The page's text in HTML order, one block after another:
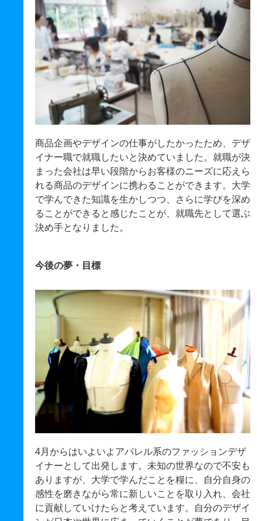
商品企画やデザインの仕事がしたかったため、デザ
イナー職で就職したいと決めていました。就職が決
まった会社は早い段階からお客様のニーズに応えら
れる商品のデザインに携わることができます。大学
で学んできた知識を生かしつつ、さらに学びを深め
ることができると感じたことが、就職先として選ぶ
決め手となりました。
今後の夢・目標
4月からはいよいよアパレル系のファッションデザ
イナーとして出発します。未知の世界なので不安も
ありますが、大学で学んだことを糧に、自分自身の
感性を磨きながら常に新しいことを取り入れ、会社
に貢献していけたらと考えています。自分のデザイ